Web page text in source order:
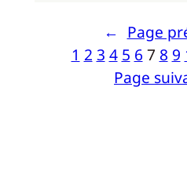
← Page
1 2 3 4 5 6 7 8 9
Page